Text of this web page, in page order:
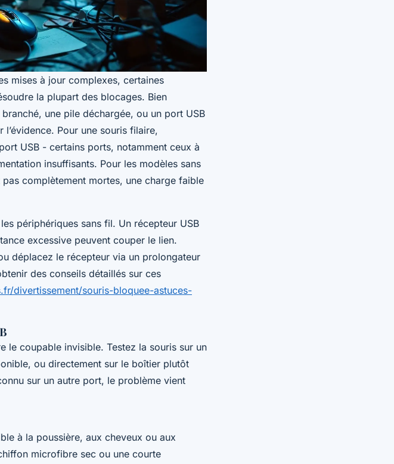
mises à jour complexes, certaines
la plupart des blocages. Bien
une pile déchargée, ou un port USB
Pour une souris filaire,
USB - certains ports, notamment ceux à
insuffisants. Pour les modèles sans
complètement mortes, une charge faible
périphériques sans fil. Un récepteur USB
excessive peuvent couper le lien.
déplacez le récepteur via un prolongateur
des conseils détaillés sur ces
divertissement/souris-bloquee-astuces-
le coupable invisible. Testez la souris sur un
ou directement sur le boîtier plutôt
sur un autre port, le problème vient
à la poussière, aux cheveux ou aux
microfibre sec ou une courte